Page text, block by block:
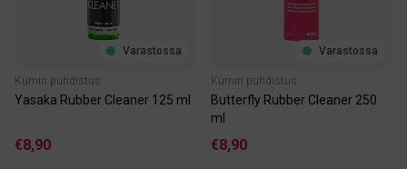
Varastossa
Kumin puhdistus
Yasaka Rubber Cleaner 125 ml
€8,90
Varastossa
Kumin puhdistus
Butterfly Rubber Cleaner 250
ml
€8,90